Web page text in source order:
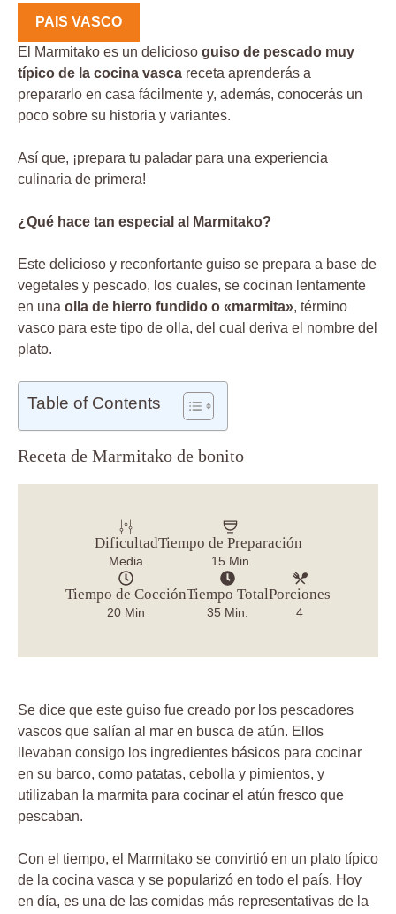
PAIS VASCO
El Marmitako es un delicioso guiso de pescado muy
típico de la cocina vasca receta aprenderás a
prepararlo en casa fácilmente y, además, conocerás un
poco sobre su historia y variantes.
Así que, ¡prepara tu paladar para una experiencia
culinaria de primera!
¿Qué hace tan especial al Marmitako?
Este delicioso y reconfortante guiso se prepara a base de
vegetales y pescado, los cuales, se cocinan lentamente
en una olla de hierro fundido o «marmita», término
vasco para este tipo de olla, del cual deriva el nombre del
plato.
Table of Contents
Receta de Marmitako de bonito
Dificultad
Media
Tiempo de Preparación
15 Min
Tiempo de Cocción
20 Min
Tiempo Total
35 Min.
Porciones
4
Se dice que este guiso fue creado por los pescadores
vascos que salían al mar en busca de atún. Ellos
llevaban consigo los ingredientes básicos para cocinar
en su barco, como patatas, cebolla y pimientos, y
utilizaban la marmita para cocinar el atún fresco que
pescaban.
Con el tiempo, el Marmitako se convirtió en un plato típico
de la cocina vasca y se popularizó en todo el país. Hoy
en día, es una de las comidas más representativas de la